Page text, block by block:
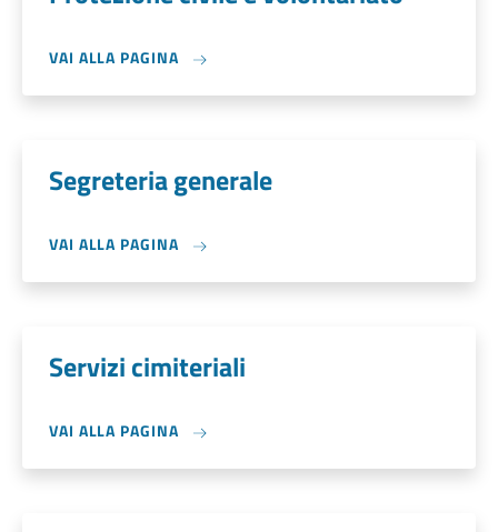
VAI ALLA PAGINA
Segreteria generale
VAI ALLA PAGINA
Servizi cimiteriali
VAI ALLA PAGINA